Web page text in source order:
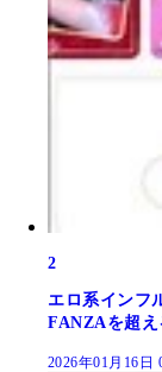
2
エロ系インフ
FANZAを超え
2026年01月16日